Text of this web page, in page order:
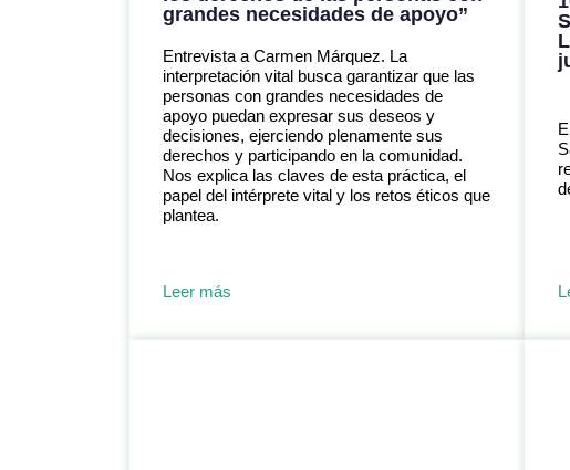
grandes necesidades de apoyo”
Entrevista a Carmen Márquez. La
interpretación vital busca garantizar que las
personas con grandes necesidades de
apoyo puedan expresar sus deseos y
decisiones, ejerciendo plenamente sus
derechos y participando en la comunidad.
Nos explica las claves de esta práctica, el
papel del intérprete vital y los retos éticos que
plantea.
Leer más